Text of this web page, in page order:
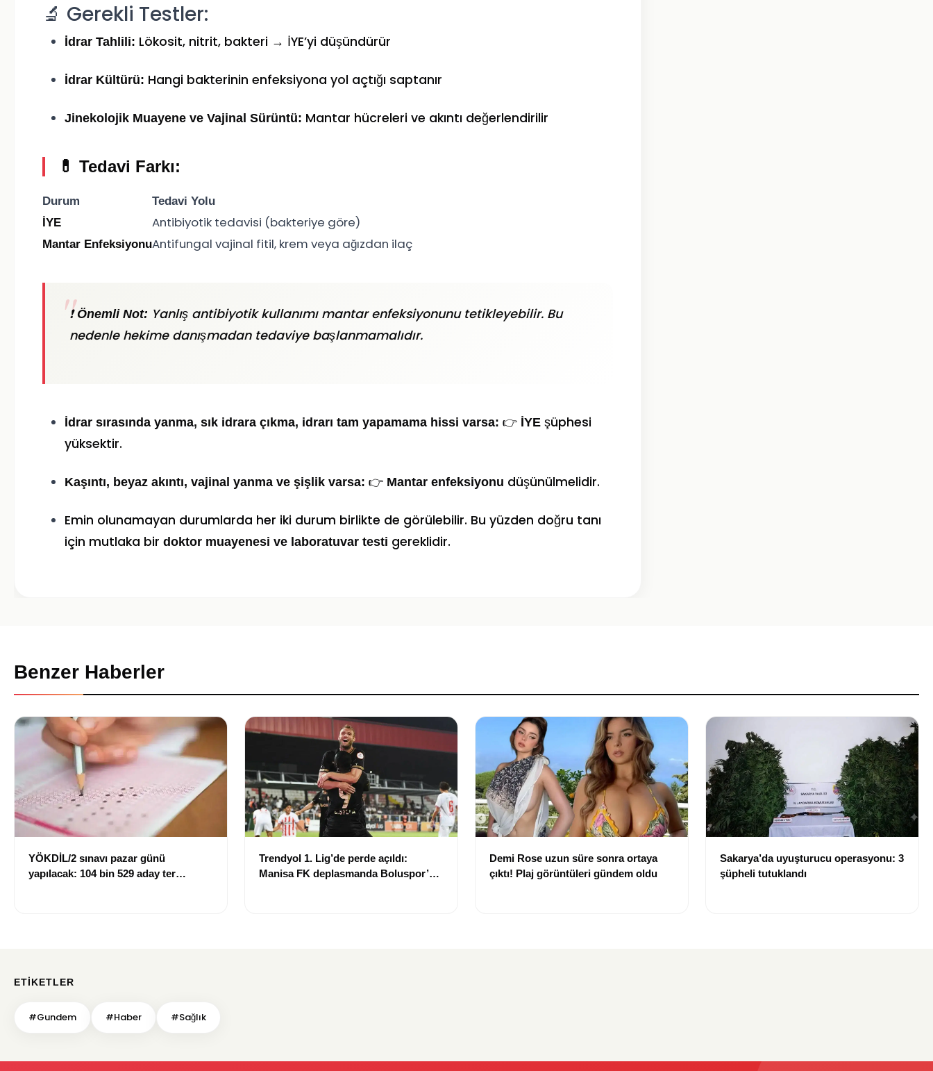
🔬 Gerekli Testler:
İdrar Tahlili: Lökosit, nitrit, bakteri → İYE’yi düşündürür
İdrar Kültürü: Hangi bakterinin enfeksiyona yol açtığı saptanır
Jinekolojik Muayene ve Vajinal Sürüntü: Mantar hücreleri ve akıntı değerlendirilir
💊 Tedavi Farkı:
Durum
Tedavi Yolu
İYE
Antibiyotik tedavisi (bakteriye göre)
Mantar EnfeksiyonuAntifungal vajinal fitil, krem veya ağızdan ilaç
❗ Önemli Not: Yanlış antibiyotik kullanımı mantar enfeksiyonunu tetikleyebilir. Bu
nedenle hekime danışmadan tedaviye başlanmamalıdır.
İdrar sırasında yanma, sık idrara çıkma, idrarı tam yapamama hissi varsa: 👉 İYE şüphesi
yüksektir.
Kaşıntı, beyaz akıntı, vajinal yanma ve şişlik varsa: 👉 Mantar enfeksiyonu düşünülmelidir.
Emin olunamayan durumlarda her iki durum birlikte de görülebilir. Bu yüzden doğru tanı
için mutlaka bir doktor muayenesi ve laboratuvar testi gereklidir.
Benzer Haberler
YÖKDİL/2 sınavı pazar günü
yapılacak: 104 bin 529 aday ter
Trendyol 1. Lig’de perde açıldı:
Manisa FK deplasmanda Boluspor’u
Demi Rose uzun süre sonra ortaya
çıktı! Plaj görüntüleri gündem oldu
Sakarya’da uyuşturucu operasyonu: 3
şüpheli tutuklandı
ETIKETLER
#Gundem #Haber #Sağlık